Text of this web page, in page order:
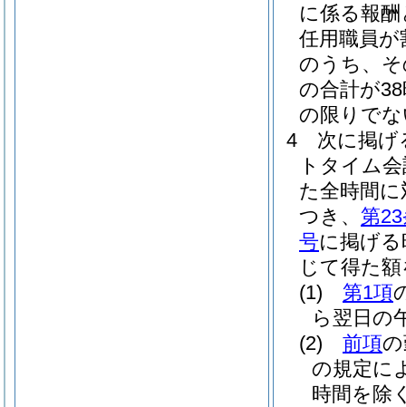
に係る報
任用職員
のうち、
の合計が
の限りで
4
次に掲げ
トタイム
た全時間
つき、 第
号に掲げ
じて得た
(1)
第1項
ら翌日の
(2)
前項
の規定に
時間を除